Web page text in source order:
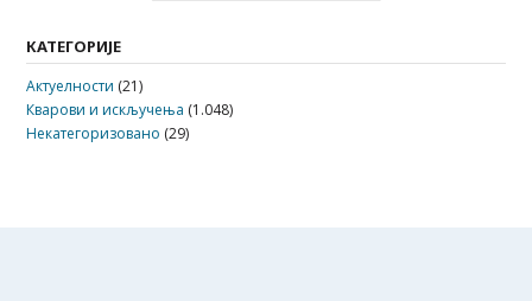
КАТЕГОРИЈЕ
Актуелности (21)
Кварови и искључења (1.048)
Некатегоризовано (29)